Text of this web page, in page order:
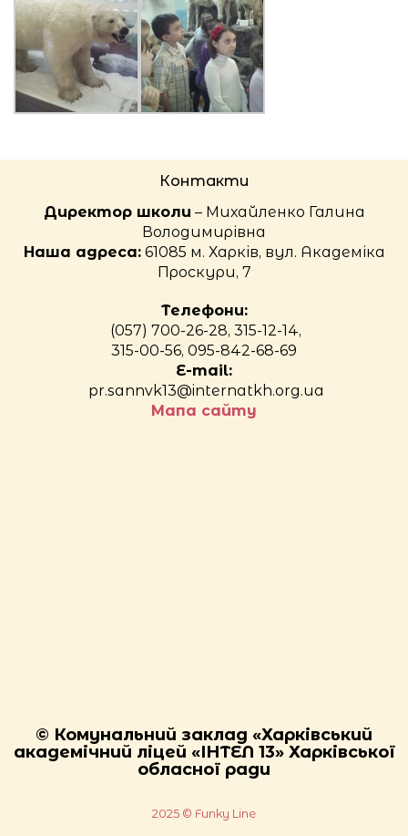
Контакти
Директор школи – Михайленко Галина
Володимирівна
Наша адреса:61085 м. Харків, вул. Академіка
Проскури, 7
Телефони:
(057) 700-26-28, 315-12-14,
315-00-56, 095-842-68-69
E-mail:
pr.sannvk13@internatkh.org.ua
Мапа сайту
© Комунальний заклад «Харківський
академічний ліцей «ІНТЕЛ 13» Харківської
обласної ради
2025 © Funky Line